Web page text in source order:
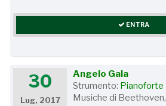
ENTRA
30
Lug, 2017
Angelo Gala
Strumento: Pianoforte
Musiche di